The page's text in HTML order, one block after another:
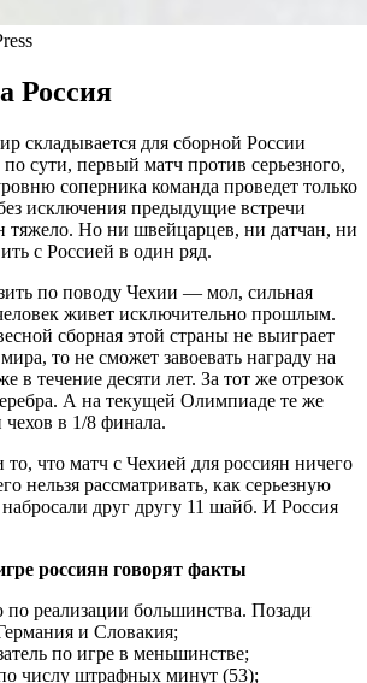
Россия
складывается для сборной России
сути, первый матч против серьезного,
соперника команда проведет только
исключения предыдущие встречи
тяжело. Но ни швейцарцев, ни датчан, ни
с Россией в один ряд.
по поводу Чехии — мол, сильная
живет исключительно прошлым.
сборная этой страны не выиграет
то не сможет завоевать награду на
в течение десяти лет. За тот же отрезок
А на текущей Олимпиаде те же
в 1/8 финала.
то, что матч с Чехией для россиян ничего
нельзя рассматривать, как серьезную
друг другу 11 шайб. И Россия
россиян говорят факты
по реализации большинства. Позади
и Словакия;
по игре в меньшинстве;
числу штрафных минут (53);